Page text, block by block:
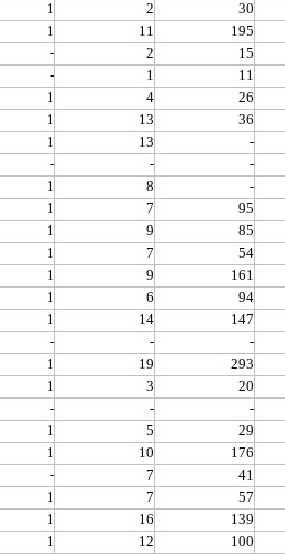
1 2
30
1 11
195
- 2
15
- 1
11
1 4
26
1 13
36
1 13
-
- -
-
1 8
-
1 7
95
1 9
85
1 7
54
1 9
161
1 6
94
1 14
147
- -
-
1 19
293
1 3
20
- -
-
1 5
29
1 10
176
- 7
41
1 7
57
1 16
139
1 12
100